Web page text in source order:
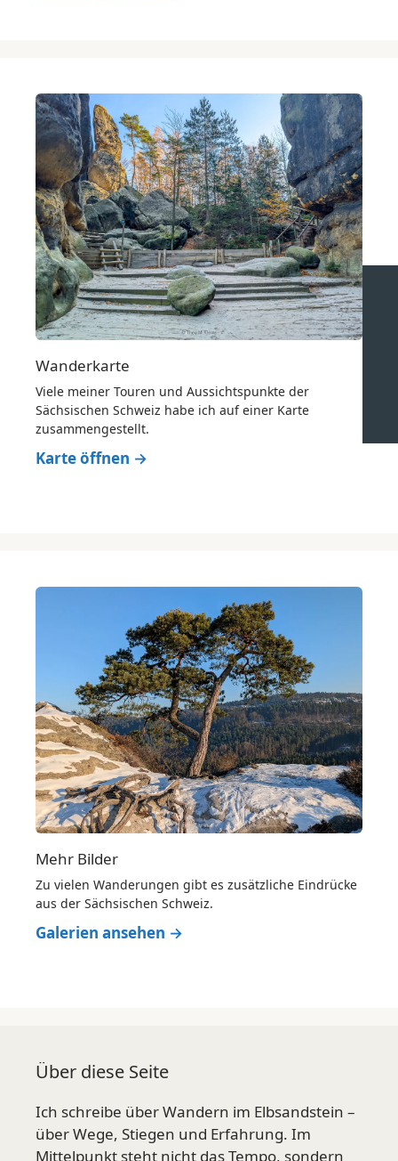
Wanderkarte
Viele meiner Touren und Aussichtspunkte der
Sächsischen Schweiz habe ich auf einer Karte
zusammengestellt.
Karte öffnen →
Mehr Bilder
Zu vielen Wanderungen gibt es zusätzliche Eindrücke
aus der Sächsischen Schweiz.
Galerien ansehen →
Über diese Seite
Ich schreibe über Wandern im Elbsandstein –
über Wege, Stiegen und Erfahrung. Im
Mittelpunkt steht nicht das Tempo, sondern